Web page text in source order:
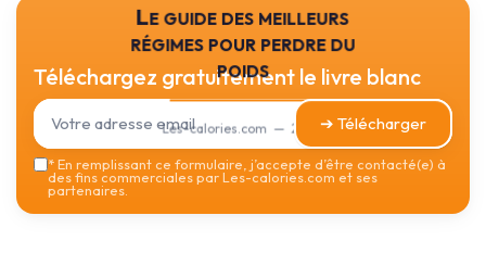
Le guide des meilleurs
régimes pour perdre du
poids
Les-calories.com — 2026
Téléchargez gratuitement le livre blanc
➔ Télécharger
*En remplissant ce formulaire, j’accepte d’être contacté(e) à
des fins commerciales par Les-calories.com et ses
partenaires.